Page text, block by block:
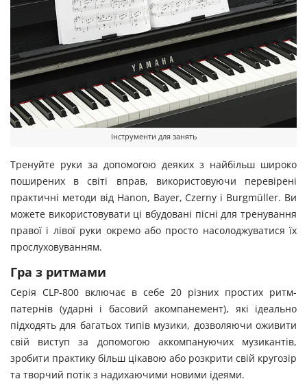
Інструменти для занять
Тренуйте руки за допомогою деяких з найбільш широко
поширених в світі вправ, використовуючи перевірені
практичні методи від Hanon, Bayer, Czerny і Burgmüller. Ви
можете використовувати ці вбудовані пісні для тренування
правої і лівої руки окремо або просто насолоджуватися їх
прослуховуванням.
Гра з ритмами
Серія CLP-800 включає в себе 20 різних простих ритм-
патернів (ударні і басовий акомпанемент), які ідеально
підходять для багатьох типів музики, дозволяючи оживити
свій виступ за допомогою аккомпануючих музикантів,
зробити практику більш цікавою або розкрити свій кругозір
та творчий потік з надихаючими новими ідеями.